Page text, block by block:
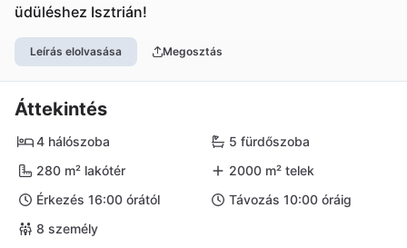
üdüléshez Isztrián!
Leírás elolvasása Megosztás
Áttekintés
4 hálószoba
5 fürdőszoba
280 m² lakótér
2000 m² telek
Érkezés 16:00 órától
Távozás 10:00 óráig
8 személy